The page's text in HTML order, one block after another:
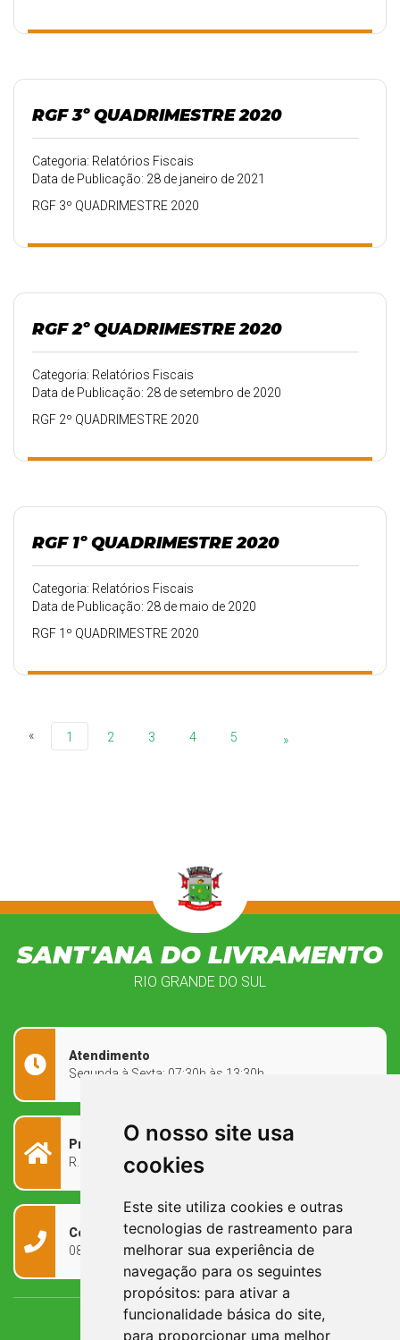
O nosso site usa
cookies
Este site utiliza cookies e outras
tecnologias de rastreamento para
melhorar sua experiência de
navegação para os seguintes
propósitos: para ativar a
funcionalidade básica do site,
para proporcionar uma melhor
RGF 3º QUADRIMESTRE 2020
Categoria: Relatórios Fiscais
Data de Publicação: 28 de janeiro de 2021
RGF 3º QUADRIMESTRE 2020
RGF 2º QUADRIMESTRE 2020
Categoria: Relatórios Fiscais
Data de Publicação: 28 de setembro de 2020
RGF 2º QUADRIMESTRE 2020
RGF 1º QUADRIMESTRE 2020
Categoria: Relatórios Fiscais
Data de Publicação: 28 de maio de 2020
RGF 1º QUADRIMESTRE 2020
« 1 2 3 4 5 »
SANT'ANA DO LIVRAMENTO
RIO GRANDE DO SUL
Atendimento
Segunda à Sexta: 07:30h às 13:30h
Prefeitura Municipal
R. Rivadávia Corrêa, 858 - Centro - RS, 97573-010
Contato
0800 090 2050